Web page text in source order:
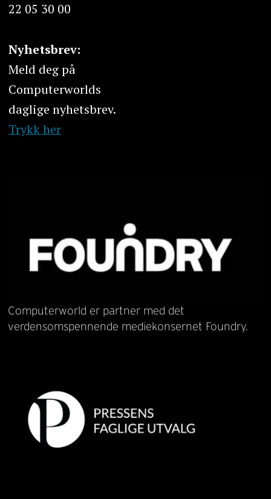
22 05 30 00
Nyhetsbrev:
Meld deg på
Computerworlds
daglige nyhetsbrev.
Trykk her
Computerworld er partner med det
verdensomspennende mediekonsernet Foundry.